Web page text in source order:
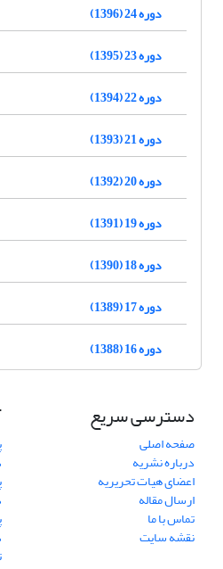
دوره 24 (1396)
دوره 23 (1395)
دوره 22 (1394)
دوره 21 (1393)
دوره 20 (1392)
دوره 19 (1391)
دوره 18 (1390)
دوره 17 (1389)
دوره 16 (1388)
دسترسی سریع
صفحه اصلی
درباره نشریه
اعضای هیات تحریریه
ارسال مقاله
تماس با ما
نقشه سایت